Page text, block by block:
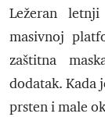
Ležeran
masivnoj
zaštitna
dodatak. Kada
prsten i male